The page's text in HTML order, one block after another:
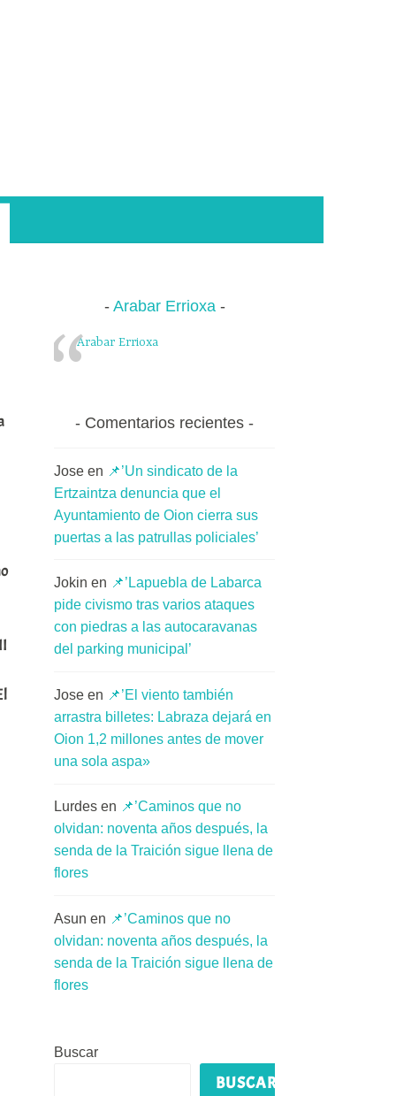
Arabar Errioxa
Arabar Errioxa
Comentarios recientes
Jose en 📌’Un sindicato de la
Ertzaintza denuncia que el
Ayuntamiento de Oion cierra sus
puertas a las patrullas policiales’
Jokin en 📌’Lapuebla de Labarca
pide civismo tras varios ataques
con piedras a las autocaravanas
del parking municipal’
Jose en 📌’El viento también
arrastra billetes: Labraza dejará en
Oion 1,2 millones antes de mover
una sola aspa»
Lurdes en 📌’Caminos que no
olvidan: noventa años después, la
senda de la Traición sigue llena de
flores
Asun en 📌’Caminos que no
olvidan: noventa años después, la
senda de la Traición sigue llena de
flores
Buscar
BUSCAR